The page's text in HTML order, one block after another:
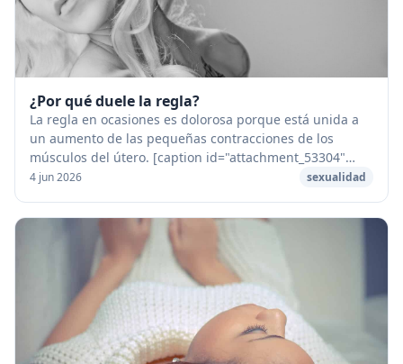
¿Por qué duele la regla?
La regla en ocasiones es dolorosa porque está unida a
un aumento de las pequeñas contracciones de los
músculos del útero. [caption id="attachment_53304"
align="aligncenter" width="1280"] Por que duele...
4 jun 2026 sexualidad